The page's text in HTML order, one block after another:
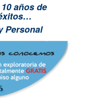
años de
Personal